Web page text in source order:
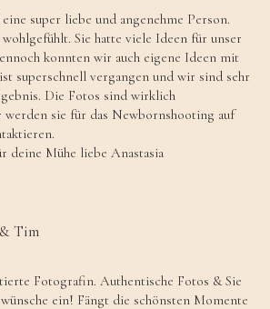
super liebe und angenehme Person.
Sie hatte viele Ideen für unser
konnten wir auch eigene Ideen mit
superschnell vergangen und wir sind sehr
Die Fotos sind wirklich
sie für das Newbornshooting auf
deine Mühe liebe Anastasia
Tim
Fotografin. Authentische Fotos & Sie
ein! Fängt die schönsten Momente